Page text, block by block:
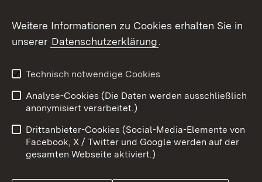
X / Twitter
Youtube
Impressum
Kontakt
Barrierefreiheit
Datenschutz
Cookies
Weitere Informationen zu Cookies erhalten Sie in
unserer Datenschutzerklärung.
Technisch notwendige Cookies
Analyse-Cookies (Die Daten werden ausschließlich
anonymisiert verarbeitet.)
Drittanbieter-Cookies (Social-Media-Elemente von
Facebook, X / Twitter und Google werden auf der
gesamten Webseite aktiviert.)